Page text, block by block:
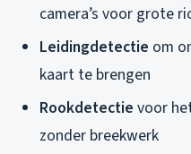
camera’s voor grote
Leidingdetectie om
kaart te brengen
Rookdetectie voor
zonder breekwerk